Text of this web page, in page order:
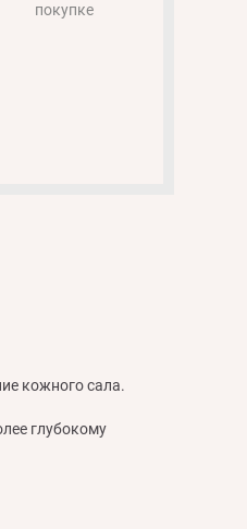
покупке
кожного сала.
глубокому